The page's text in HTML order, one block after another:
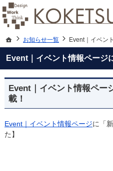
Event｜イベント情報ページ
建築士と建てる高性能デザイン注文住宅
注文住宅（愛知・名古屋）の設計施工な
Event｜イベント情報ペー
載！
Event｜イベント情報ページに「
た】
ホーム
お知らせ一覧 Event｜イベン